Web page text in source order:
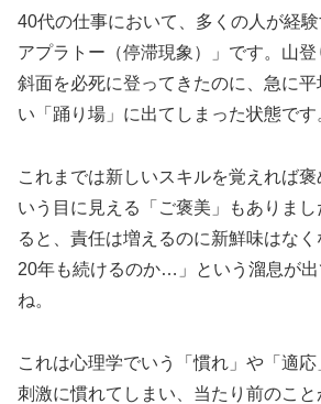
40代の仕事において、多くの人が経
アプラトー（停滞現象）」です。山登
斜面を必死に登ってきたのに、急に
い「踊り場」に出てしまった状態です
これまでは新しいスキルを覚えれば
いう目に見える「ご褒美」もありま
ると、責任は増えるのに新鮮味はな
20年も続けるのか…」という溜息が出
ね。
これは心理学でいう「慣れ」や「適
刺激に慣れてしまい、当たり前のこ